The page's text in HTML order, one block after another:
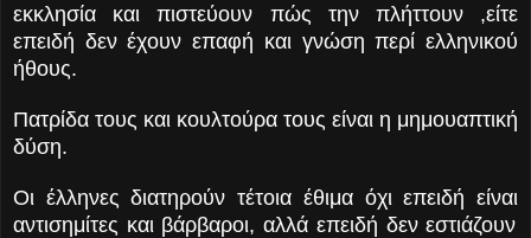
εκκλησία και πιστεύουν πώς την πλήττουν ,είτε
επειδή δεν έχουν επαφή και γνώση περί ελληνικού
ήθους.
Πατρίδα τους και κουλτούρα τους είναι η μημουαπτική
δύση.
Οι έλληνες διατηρούν τέτοια έθιμα όχι επειδή είναι
αντισημίτες και βάρβαροι, αλλά επειδή δεν εστιάζουν